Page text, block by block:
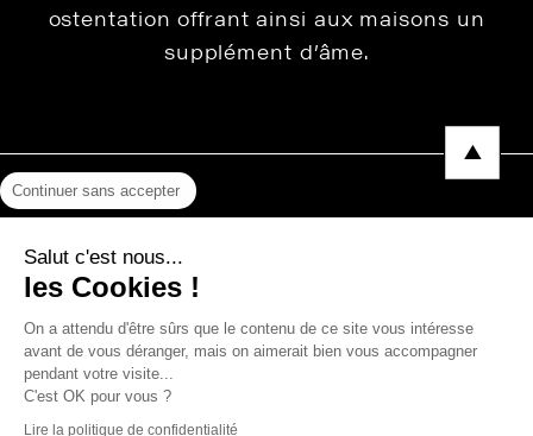
ostentation offrant ainsi aux maisons un
supplément d’âme.
Protection des données
Photos, Vidéos & Catalogues
Continuer sans accepter
Salut c'est nous...
les Cookies !
On a attendu d'être sûrs que le contenu de ce site vous intéresse
avant de vous déranger, mais on aimerait bien vous accompagner
pendant votre visite...
C'est OK pour vous ?
Lire la politique de confidentialité